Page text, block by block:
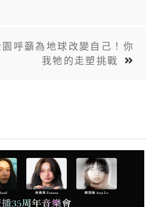
呼籲為地球改變自己！你
我牠的走塑挑戰